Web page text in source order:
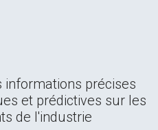
informations précises
et prédictives sur les
de l'industrie